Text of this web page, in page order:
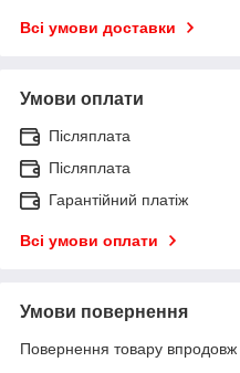
Всі умови доставки
Умови оплати
Післяплата
Післяплата
Гарантійний платіж
Всі умови оплати
Умови повернення
Повернення товару впродовж